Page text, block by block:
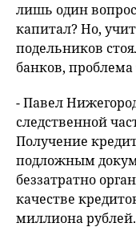
лишь один
капитал? Но,
подельников
банков,
- Павел
следственной
Получение
подложным
беззатратно
качестве
миллиона рублей.